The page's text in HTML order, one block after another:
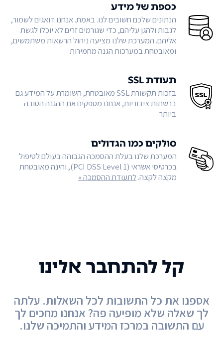
כספת של מידע
הנתונים שלכם חשובים לנו. באמת. אנחנו דואגים לשמור,
לגבות ולהגן עליהם, כדי שגורמים זרים לא יוכלו לגשת
אליהם. המערכת שלנו מציעה ניהול הרשאות משתמשים,
ומאובטחת במערכות הגנה מחמירות
תעודת SSL
בזכות תקשורת SSL מאובטחת, השומרת על המידע גם
ברשתות ציבוריות, אנחנו מספקים את ההגנה הטובה
ביותר
סולקים כמו הגדולים
המערכת שלנו בעלת ההסמכה הגבוהה בעולם לטיפול
בכרטיסי אשראי (PCI DSS Level 1), והינה מאובטחת
מקצה לקצה.לתעודת ההסמכה »
קל להתחבר אלינו
אספנו את כל התשובות לכל השאלות. עלתה
לך שאלה שלא מופיעה פה? אנחנו מחכים לך
עם התשובה במרכז המידע והתמיכה שלנו.